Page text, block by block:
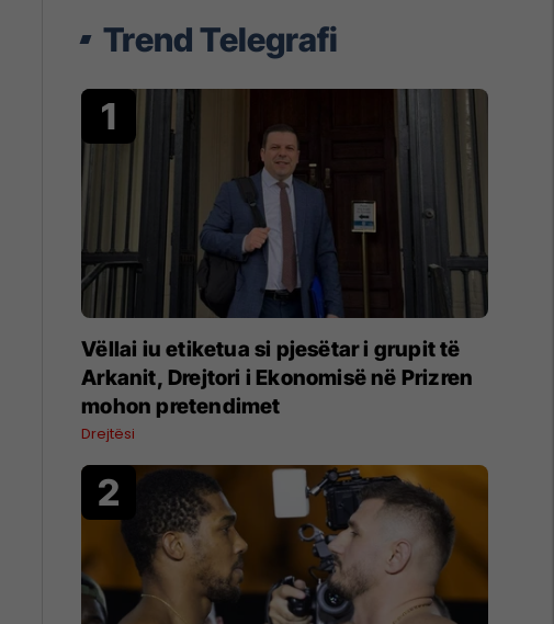
Trend Telegrafi
Vëllai iu etiketua si pjesëtar i grupit të
Arkanit, Drejtori i Ekonomisë në Prizren
mohon pretendimet
Drejtësi